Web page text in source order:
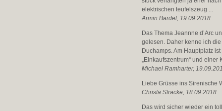
elektrischen teufelszeug ...
Armin Bardel, 19.09.2018
Das Thema Jeannne d’Arc
gelesen. Daher kenne ich
Duchamps. Am Hauptplatz
„Einkaufszentrum“ und
Michael Ramharter,
Liebe Grüsse ins Sirenische
Christa Stracke, 18.09.2018
Das wird sicher wieder ein